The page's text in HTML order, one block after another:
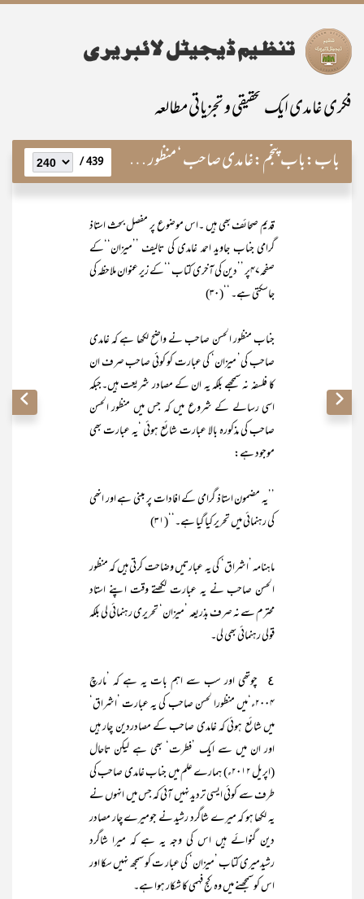
فکری غامدی ایک تحقیقی و تجزیاتی مطالعہ
باب:باب پنجم:غامدی صاحب ‘ منظور صاحب اور مصادر شریعت 439 /
قدیم صحائف بھی ہیں ۔اس موضوع پر مفصل بحث استاذ
گرامی جناب جاوید احمد غامدی کی تالیف ’’میزان‘‘کے
صفحہ۴۷پر ’’دین کی آخری کتاب ‘‘کے زیر عنوان ملاحظہ کی
جاسکتی ہے۔ ‘‘(۳۰)
جناب منظور الحسن صاحب نے واضح لکھا ہے کہ غامدی
صاحب کی’ میزان‘ کی عبارت کو کوئی صاحب صرف ان
کا فلسفہ نہ سمجھے بلکہ یہ ان کے مصادر شریعت ہیں۔جبکہ
اسی رسالے کے شروع میں کہ جس میں منظور الحسن
صاحب کی مذکورہ بالا عبارت شائع ہوئی ‘یہ عبارت بھی
موجود ہے:
’’یہ مضمون استاذ گرامی کے افادات پر مبنی ہے اور انھی
کی رہنمائی میں تحریر کیا گیا ہے۔‘‘(۳۱)
ماہنامہ ’اشراق‘ کی یہ عبارتیں وضاحت کرتی ہیں کہ منظور
الحسن صاحب نے یہ عبارت لکھتے وقت اپنے استاد
محترم سے نہ صرف بذریعہ ’میزان‘ تحریری رہنمائی لی بلکہ
قولی رہنمائی بھی لی۔
٤ چوتھی اور سب سے اہم بات یہ ہے کہ ’مارچ
۲۰۰۴ء‘میں منظورا لحسن صاحب کی یہ عبارت ’اشراق‘
میں شائع ہوئی کہ غامدی صاحب کے مصادردین چار ہیں
اور ان میں سے ایک ’فطرت‘ بھی ہے لیکن تاحال
(اپریل ۲۰۱۲ء) ہمارے علم میں جناب غامدی صاحب کی
طرف سے کوئی ایسی تردید نہیں آئی کہ جس میں انہوں نے
یہ لکھا ہو کہ میرے شاگرد رشید نے جومیرے چار مصادر
دین گنوائے ہیں اس کی وجہ یہ ہے کہ میرا شاگرد
رشیدمیری کتاب ’میزان‘ کی عبار ت کو سمجھ نہیں سکا اور
اس کوسمجھنے میں وہ کج فہمی کا شکار ہوا ہے۔